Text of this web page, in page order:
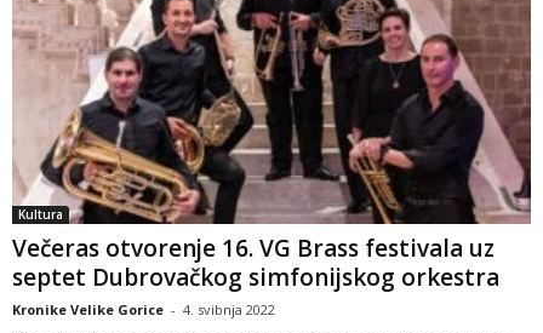
Kultura
Večeras otvorenje 16. VG Brass festivala uz
septet Dubrovačkog simfonijskog orkestra
Kronike Velike Gorice - 4. svibnja 2022